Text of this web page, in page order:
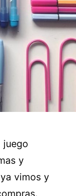
juego
y
vimos y